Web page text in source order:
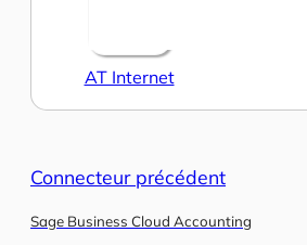
AT Internet
Connecteur précédent
Sage Business Cloud Accounting